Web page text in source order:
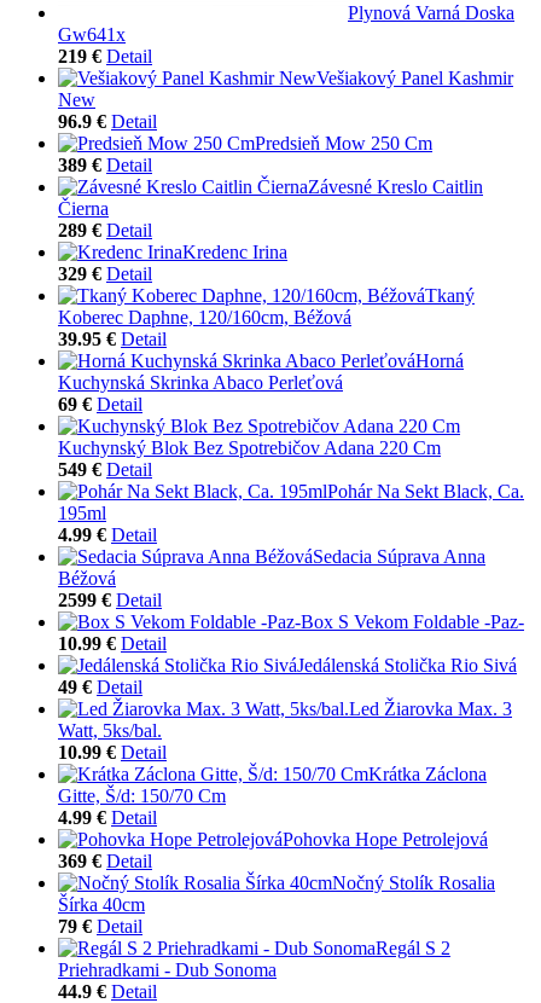
Plynová Varná Doska
Gw641x
219 € Detail
Vešiakový Panel Kashmir
New
96.9 € Detail
Predsieň Mow 250 Cm
389 € Detail
Závesné Kreslo Caitlin
Čierna
289 € Detail
Kredenc Irina
329 € Detail
Tkaný
Koberec Daphne, 120/160cm, Béžová
39.95 € Detail
Horná
Kuchynská Skrinka Abaco Perleťová
69 € Detail
Kuchynský Blok Bez Spotrebičov Adana 220 Cm
549 € Detail
Pohár Na Sekt Black, Ca.
195ml
4.99 € Detail
Sedacia Súprava Anna
Béžová
2599 € Detail
Box S Vekom Foldable -Paz-
10.99 € Detail
Jedálenská Stolička Rio Sivá
49 € Detail
Led Žiarovka Max. 3
Watt, 5ks/bal.
10.99 € Detail
Krátka Záclona
Gitte, Š/d: 150/70 Cm
4.99 € Detail
Pohovka Hope Petrolejová
369 € Detail
Nočný Stolík Rosalia
Šírka 40cm
79 € Detail
Regál S 2
Priehradkami - Dub Sonoma
44.9 € Detail